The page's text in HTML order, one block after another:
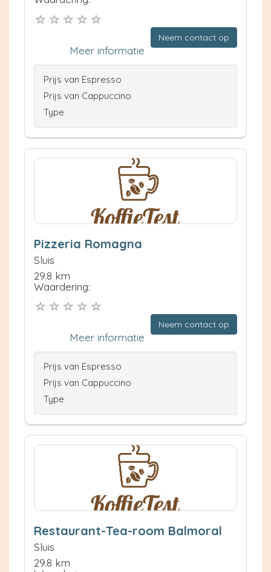
Neem contact op
Meer informatie
Prijs van Espresso
Prijs van Cappuccino
Type
Pizzeria Romagna
Sluis
29.8 km
Waardering:
Neem contact op
Meer informatie
Prijs van Espresso
Prijs van Cappuccino
Type
Restaurant-Tea-room Balmoral
Sluis
29.8 km